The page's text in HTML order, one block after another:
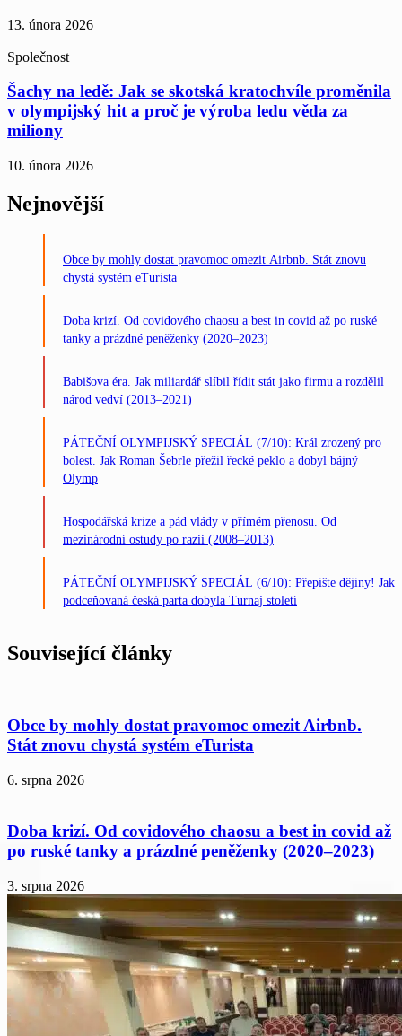
13. února 2026
Společnost
Šachy na ledě: Jak se skotská kratochvíle proměnila
v olympijský hit a proč je výroba ledu věda za
miliony
10. února 2026
Nejnovější
Obce by mohly dostat pravomoc omezit Airbnb. Stát znovu
chystá systém eTurista
Doba krizí. Od covidového chaosu a best in covid až po ruské
tanky a prázdné peněženky (2020–2023)
Babišova éra. Jak miliardář slíbil řídit stát jako firmu a rozdělil
národ vedví (2013–2021)
PÁTEČNÍ OLYMPIJSKÝ SPECIÁL (7/10): Král zrozený pro
bolest. Jak Roman Šebrle přežil řecké peklo a dobyl bájný
Olymp
Hospodářská krize a pád vlády v přímém přenosu. Od
mezinárodní ostudy po razii (2008–2013)
PÁTEČNÍ OLYMPIJSKÝ SPECIÁL (6/10): Přepište dějiny! Jak
podceňovaná česká parta dobyla Turnaj století
Související články
Obce by mohly dostat pravomoc omezit Airbnb.
Stát znovu chystá systém eTurista
6. srpna 2026
Doba krizí. Od covidového chaosu a best in covid až
po ruské tanky a prázdné peněženky (2020–2023)
3. srpna 2026